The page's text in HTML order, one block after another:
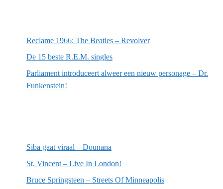
Reclame 1966: The Beatles – Revolver
De 15 beste R.E.M. singles
Parliament introduceert alweer een nieuw personage – Dr.
Funkenstein!
Siba gaat viraal – Dounana
St. Vincent – Live In London!
Bruce Springsteen – Streets Of Minneapolis